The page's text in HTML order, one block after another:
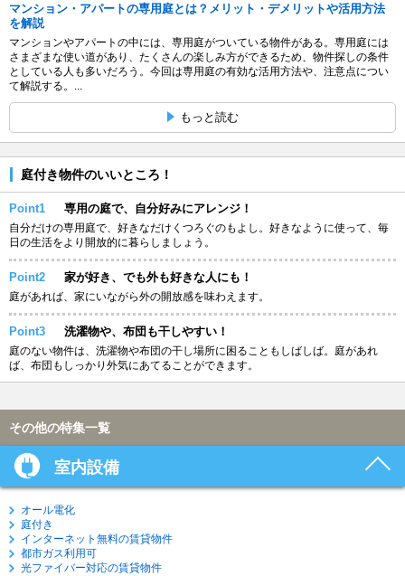
マンション・アパートの専用庭とは？メリット・デメリットや活用方法
を解説
マンションやアパートの中には、専用庭がついている物件がある。専用庭には
さまざまな使い道があり、たくさんの楽しみ方ができるため、物件探しの条件
としている人も多いだろう。今回は専用庭の有効な活用方法や、注意点につい
て解説する。...
もっと読む
庭付き物件のいいところ！
Point1 専用の庭で、自分好みにアレンジ！
自分だけの専用庭で、好きなだけくつろぐのもよし。好きなように使って、毎
日の生活をより開放的に暮らしましょう。
Point2 家が好き、でも外も好きな人にも！
庭があれば、家にいながら外の開放感を味わえます。
Point3 洗濯物や、布団も干しやすい！
庭のない物件は、洗濯物や布団の干し場所に困ることもしばしば。庭があれ
ば、布団もしっかり外気にあてることができます。
その他の特集一覧
室内設備
オール電化
庭付き
インターネット無料の賃貸物件
都市ガス利用可
光ファイバー対応の賃貸物件